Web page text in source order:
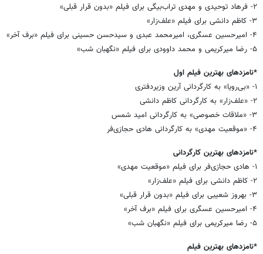
۲- فرهاد توحیدی و مهدی تراب‌بیگی برای فیلم «بدون قرار قبلی»
۳- کاظم دانشی برای فیلم «علف‌زار»
۴- امیرحسین عسگری، امیرمحمد عبدی و سیدحسن حسینی برای فیلم «برف آخر»
۵- رضا میرکریمی و محمد داوودی برای فیلم «نگهبان شب»
*نامزدهای بهترین فیلم اول
۱- «بی‌رویا» به کارگردانی آرین وزیردفتری
۲- «علف‌زار» به کارگردانی کاظم دانشی
۳- «ملاقات خصوصی» به کارگردانی امید شمس
۴- «موقعیت مهدی» به کارگردانی هادی حجازی‌فر
*نامزدهای بهترین کارگردانی
۱- هادی حجازی‌فر برای فیلم «موقعیت مهدی»
۲- کاظم دانشی برای فیلم «علف‌زار»
۳- بهروز شعیبی برای فیلم «بدون قرار قبلی»
۴- امیرحسین عسگری برای فیلم «برف آخر»
۵- رضا میرکریمی برای فیلم «نگهبان شب»
*نامزدهای بهترین فیلم